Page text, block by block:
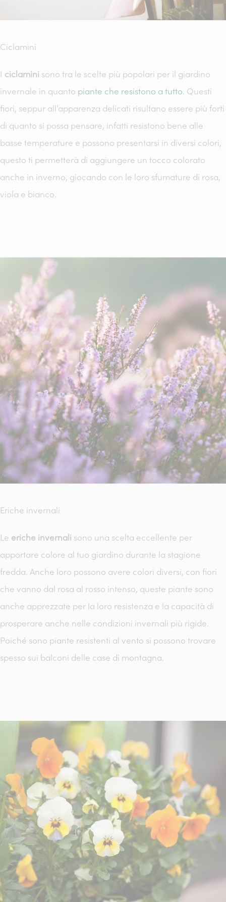
Ciclamini
I ciclamini sono tra le scelte più popolari per il giardino
invernale in quanto piante che resistono a tutto. Questi
fiori, seppur all’apparenza delicati risultano essere più forti
di quanto si possa pensare, infatti resistono bene alle
basse temperature e possono presentarsi in diversi colori,
questo ti permetterà di aggiungere un tocco colorato
anche in inverno, giocando con le loro sfumature di rosa,
viola e bianco.
Eriche invernali
Le eriche invernali sono una scelta eccellente per
apportare colore al tuo giardino durante la stagione
fredda. Anche loro possono avere colori diversi, con fiori
che vanno dal rosa al rosso intenso, queste piante sono
anche apprezzate per la loro resistenza e la capacità di
prosperare anche nelle condizioni invernali più rigide.
Poiché sono piante resistenti al vento si possono trovare
spesso sui balconi delle case di montagna.